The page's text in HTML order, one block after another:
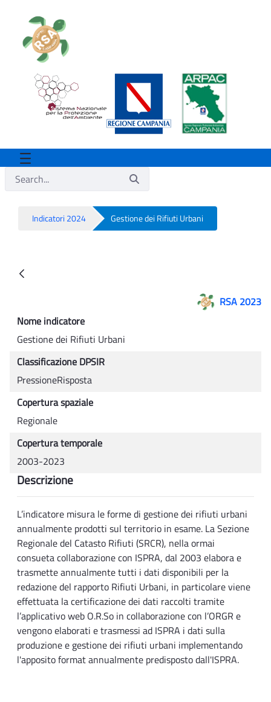
Indicatori 2024 Gestione dei Rifiuti Urbani
RSA 2023
Nome indicatore
Gestione dei Rifiuti Urbani
Classificazione DPSIR
PressioneRisposta
Copertura spaziale
Regionale
Copertura temporale
2003-2023
Descrizione
L’indicatore misura le forme di gestione dei rifiuti urbani
annualmente prodotti sul territorio in esame. La Sezione
Regionale del Catasto Rifiuti (SRCR), nella ormai
consueta collaborazione con ISPRA, dal 2003 elabora e
trasmette annualmente tutti i dati disponibili per la
redazione del rapporto Rifiuti Urbani, in particolare viene
effettuata la certificazione dei dati raccolti tramite
l’applicativo web O.R.So in collaborazione con l’ORGR e
vengono elaborati e trasmessi ad ISPRA i dati sulla
produzione e gestione dei rifiuti urbani implementando
l'apposito format annualmente predisposto dall'ISPRA.